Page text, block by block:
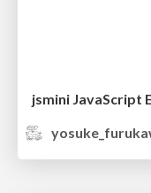
jsmini JavaScript